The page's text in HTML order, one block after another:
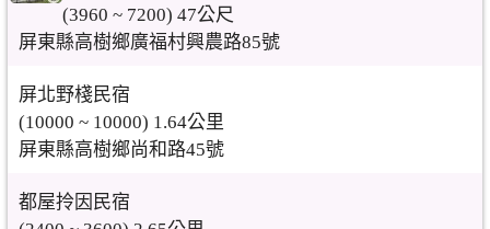
(3960 ~ 7200) 47公尺
屏東縣高樹鄉廣福村興農路85號
屏北野棧民宿
(10000 ~ 10000) 1.64公里
屏東縣高樹鄉尚和路45號
都屋拎因民宿